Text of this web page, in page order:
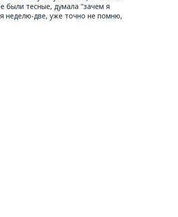
были тесные, думала "зачем я
неделю-две, уже точно не помню,